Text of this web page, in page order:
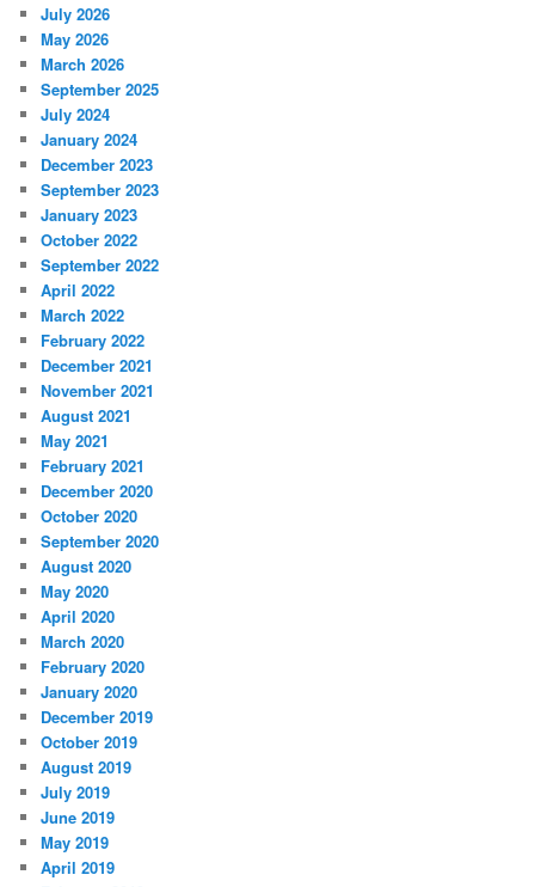
July 2026
May 2026
March 2026
September 2025
July 2024
January 2024
December 2023
September 2023
January 2023
October 2022
September 2022
April 2022
March 2022
February 2022
December 2021
November 2021
August 2021
May 2021
February 2021
December 2020
October 2020
September 2020
August 2020
May 2020
April 2020
March 2020
February 2020
January 2020
December 2019
October 2019
August 2019
July 2019
June 2019
May 2019
April 2019